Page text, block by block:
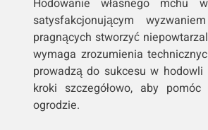
Hodowanie własnego
satysfakcjonującym
pragnących stworzyć
wymaga zrozumienia
prowadzą do sukcesu w
kroki szczegółowo, aby
ogrodzie.